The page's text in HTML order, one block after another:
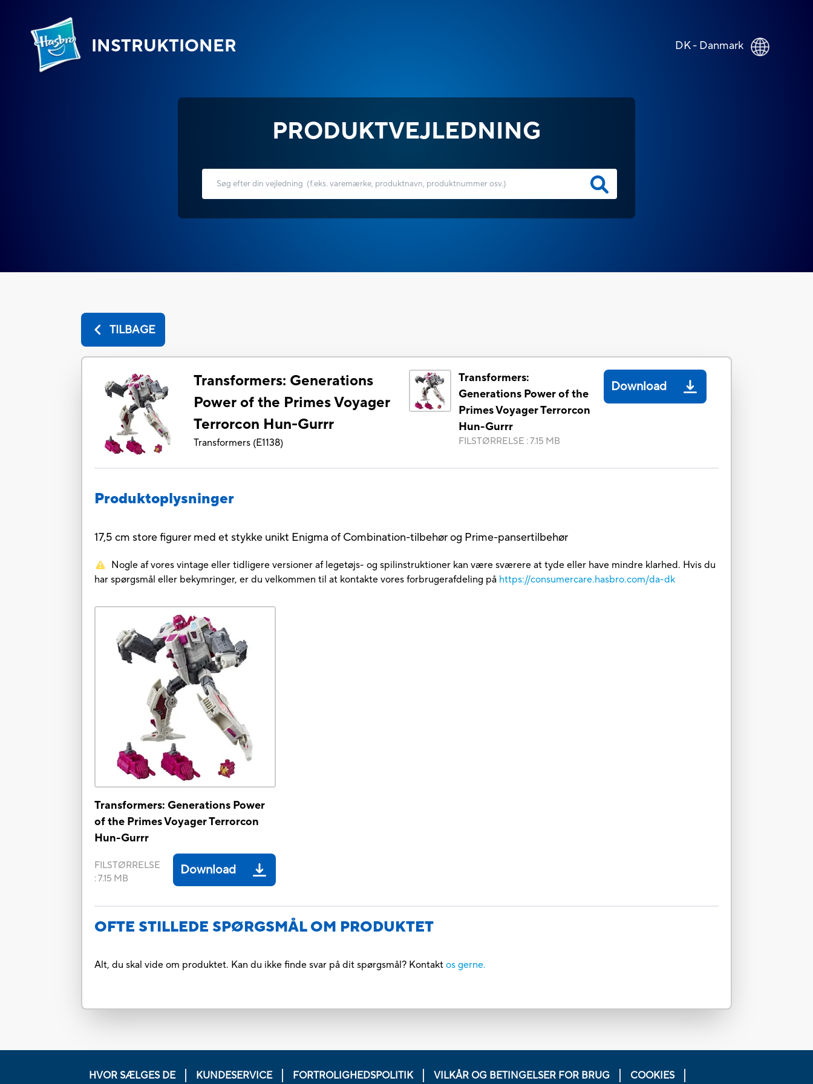
INSTRUKTIONER DK - Danmark
PRODUKTVEJLEDNING
TILBAGE
Transformers: Generations
Power of the Primes Voyager
Terrorcon Hun-Gurrr
Transformers (E1138)
Transformers:
Generations Power of the
Primes Voyager Terrorcon
Hun-Gurrr
FILSTØRRELSE :7.15 MB
Download
Produktoplysninger
17,5 cm store figurer med et stykke unikt Enigma of Combination-tilbehør og Prime-pansertilbehør
Nogle af vores vintage eller tidligere versioner af legetøjs- og spilinstruktioner kan være sværere at tyde eller have mindre klarhed. Hvis du
har spørgsmål eller bekymringer, er du velkommen til at kontakte vores forbrugerafdeling på https://consumercare.hasbro.com/da-dk
Transformers: Generations Power
of the Primes Voyager Terrorcon
Hun-Gurrr
FILSTØRRELSE
:7.15 MB
Download
OFTE STILLEDE SPØRGSMÅL OM PRODUKTET
Alt, du skal vide om produktet. Kan du ikke finde svar på dit spørgsmål? Kontaktos gerne.
HVOR SÆLGES DE KUNDESERVICE FORTROLIGHEDSPOLITIK VILKÅR OG BETINGELSER FOR BRUG COOKIES